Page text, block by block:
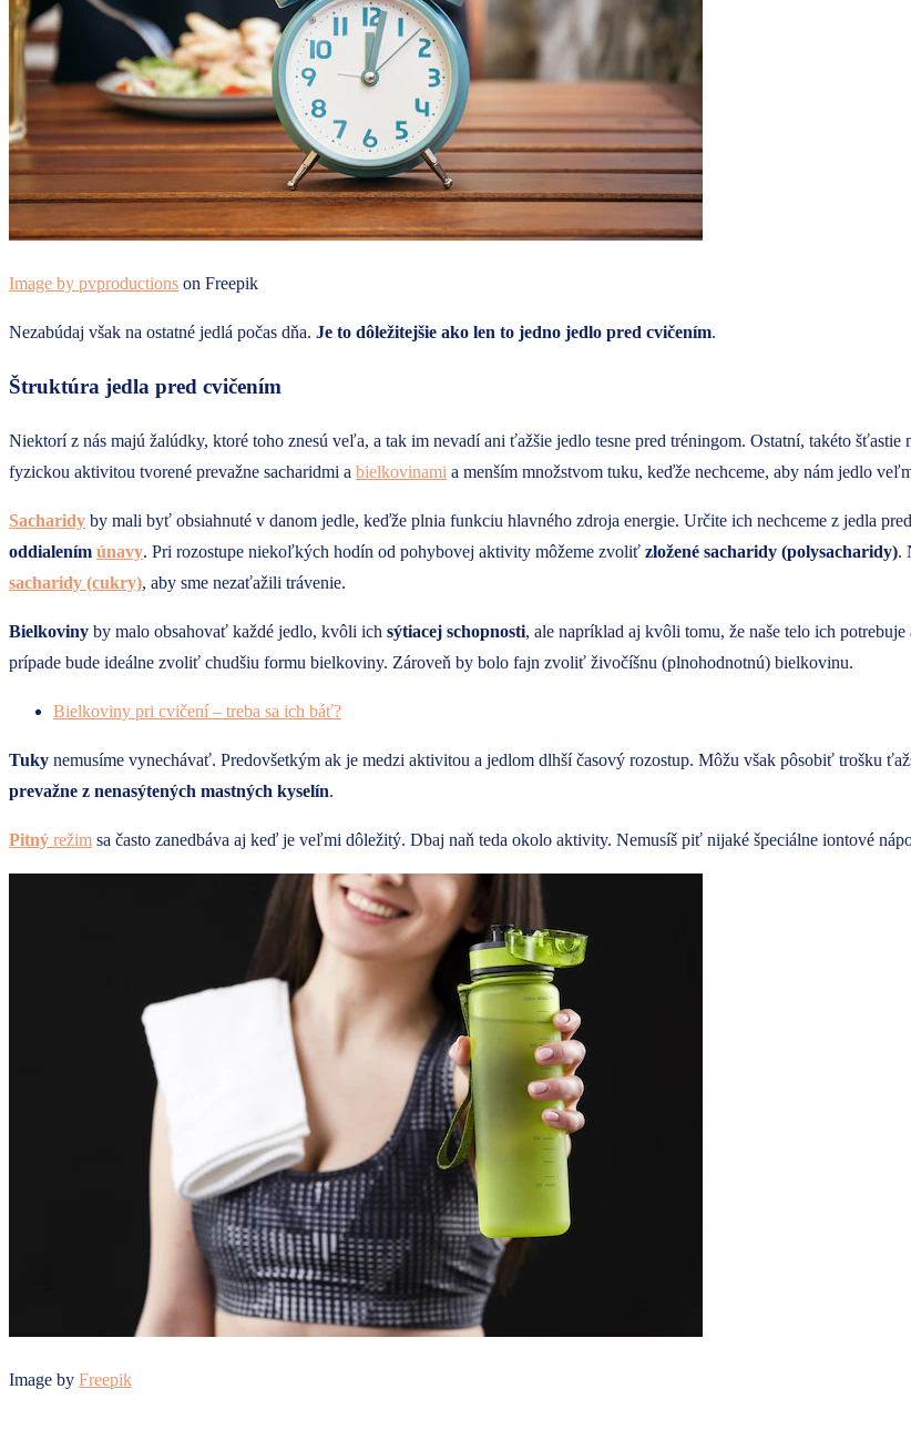
Image by pvproductions on Freepik
Nezabúdaj však na ostatné jedlá počas dňa. Je to dôležitejšie ako len to jedno jedlo pred cvičením.
Štruktúra jedla pred cvičením
Niektorí z nás majú žalúdky, ktoré toho znesú veľa, a tak im nevadí ani ťažšie jedlo tesne pred tréningom. Ostatní, takéto
fyzickou aktivitou tvorené prevažne sacharidmi a bielkovinami a menším množstvom tuku, keďže nechceme, aby nám jedlo
Sacharidy by mali byť obsiahnuté v danom jedle, keďže plnia funkciu hlavného zdroja energie. Určite ich nechceme z jedla
oddialením únavy. Pri rozostupe niekoľkých hodín od pohybovej aktivity môžeme zvoliť zložené sacharidy (polysacharidy).
sacharidy (cukry), aby sme nezaťažili trávenie.
Bielkoviny by malo obsahovať každé jedlo, kvôli ich sýtiacej schopnosti, ale napríklad aj kvôli tomu, že naše telo ich potrebuje
prípade bude ideálne zvoliť chudšiu formu bielkoviny. Zároveň by bolo fajn zvoliť živočíšnu (plnohodnotnú) bielkovinu.
Bielkoviny pri cvičení – treba sa ich báť?
Tuky nemusíme vynechávať. Predovšetkým ak je medzi aktivitou a jedlom dlhší časový rozostup. Môžu však pôsobiť trošku
prevažne z nenasýtených mastných kyselín.
Pitný režim sa často zanedbáva aj keď je veľmi dôležitý. Dbaj naň teda okolo aktivity. Nemusíš piť nijaké špeciálne iontové
Image by Freepik